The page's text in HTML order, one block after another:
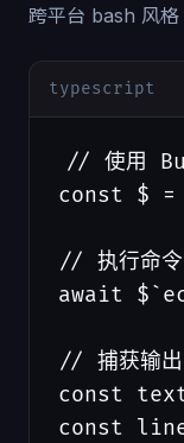
跨平台 bash 风格
typescript
// 使用
const $ =
// 执行命令
await
// 捕获输出
const
const